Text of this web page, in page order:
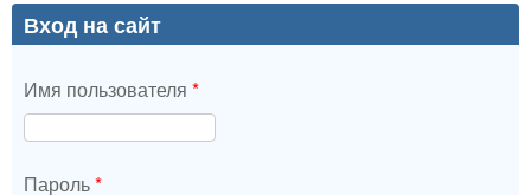
Вход на сайт
Имя пользователя *
Пароль*